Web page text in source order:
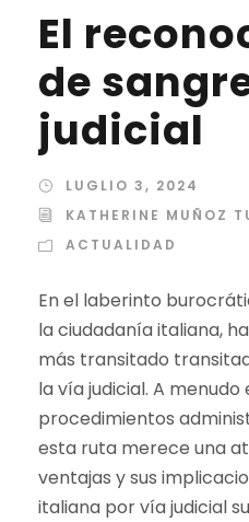
El
de
judicial
LUGLIO 3, 2024
KATHERINE MUÑOZ
ACTUALIDAD
En el laberinto
la ciudadanía italiana,
más transitado
la vía judicial. A
procedimientos
esta ruta merece una
ventajas y sus
italiana por vía judicial